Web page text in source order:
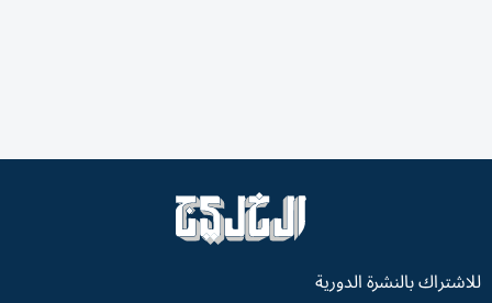
للاشتراك بالنشرة الدورية